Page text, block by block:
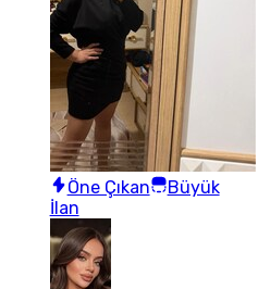
Öne Çıkan
Büyük
İlan